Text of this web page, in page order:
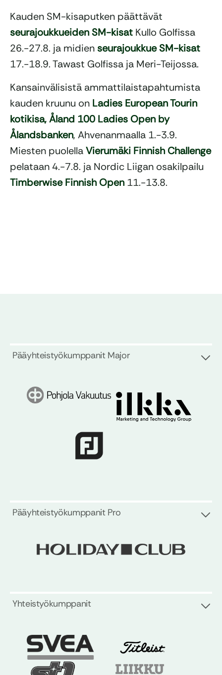
Kauden SM-kisaputken päättävät
seurajoukkueiden SM-kisat Kullo Golfissa
26.-27.8. ja midienseurajoukkue SM-kisat
17.-18.9. Tawast Golfissa ja Meri-Teijossa.
Kansainvälisistä ammattilaistapahtumista
kauden kruunu on Ladies European Tourin
kotikisa, Åland 100 Ladies Open by
Ålandsbanken, Ahvenanmaalla 1.-3.9.
Miesten puolellaVierumäki Finnish Challenge
pelataan 4.-7.8. ja Nordic Liigan osakilpailu
Timberwise Finnish Open11.-13.8.
Pääyhteistyökumppanit Major
Pääyhteistyökumppanit Pro
Yhteistyökumppanit